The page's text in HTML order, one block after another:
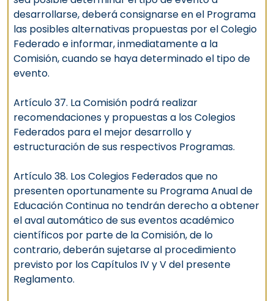
desarrollarse, deberá consignarse en el Programa
las posibles alternativas propuestas por el Colegio
Federado e informar, inmediatamente a la
Comisión, cuando se haya determinado el tipo de
evento.
Artículo 37. La Comisión podrá realizar
recomendaciones y propuestas a los Colegios
Federados para el mejor desarrollo y
estructuración de sus respectivos Programas.
Artículo 38. Los Colegios Federados que no
presenten oportunamente su Programa Anual de
Educación Continua no tendrán derecho a obtener
el aval automático de sus eventos académico
científicos por parte de la Comisión, de lo
contrario, deberán sujetarse al procedimiento
previsto por los Capítulos IV y V del presente
Reglamento.